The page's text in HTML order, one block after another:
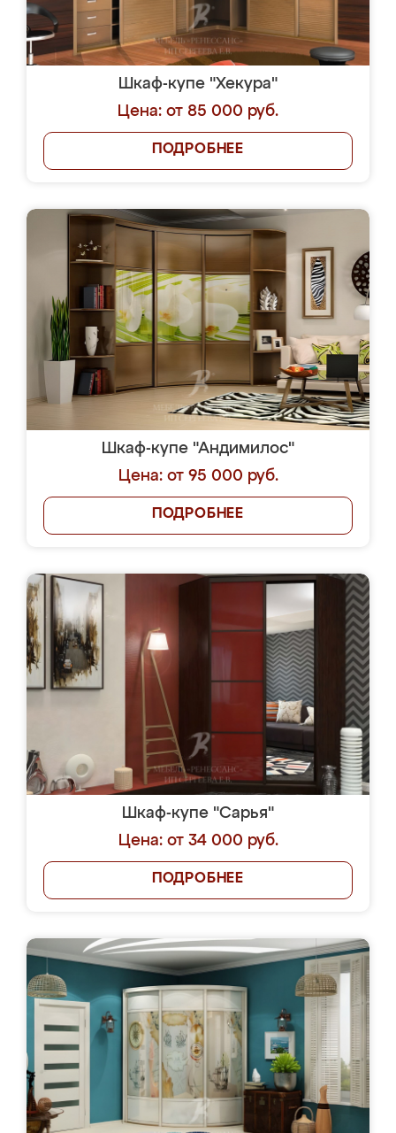
Шкаф-купе "Хекура"
Цена: от 85 000 руб.
ПОДРОБНЕЕ
Шкаф-купе "Андимилос"
Цена: от 95 000 руб.
ПОДРОБНЕЕ
Шкаф-купе "Сарья"
Цена: от 34 000 руб.
ПОДРОБНЕЕ